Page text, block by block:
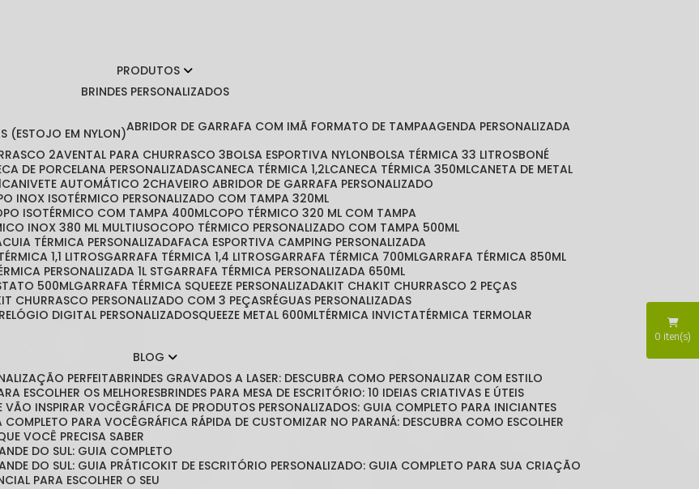
PRODUTOS
BRINDES PERSONALIZADOS
(ESTOJO EM NYLON) ABRIDOR DE GARRAFA COM IMÃ FORMATO DE TAMPA AGENDA PERSONALIZADA
2 AVENTAL PARA CHURRASCO 3 BOLSA ESPORTIVA NYLON BOLSA TÉRMICA 33 LITROS BONÉ
DE PORCELANA PERSONALIZADAS CANECA TÉRMICA 1,2L CANECA TÉRMICA 350ML CANETA DE METAL
CANIVETE AUTOMÁTICO 2
CHAVEIRO ABRIDOR DE GARRAFA PERSONALIZADO
INOX ISOTÉRMICO PERSONALIZADO COM TAMPA 320ML
ISOTÉRMICO COM TAMPA 400ML
COPO TÉRMICO 320 ML COM TAMPA
INOX 380 ML MULTIUSO
COPO TÉRMICO PERSONALIZADO COM TAMPA 500ML
CUIA TÉRMICA PERSONALIZADA FACA ESPORTIVA CAMPING PERSONALIZADA
1,1 LITROS GARRAFA TÉRMICA 1,4 LITROS GARRAFA TÉRMICA 700ML
GARRAFA TÉRMICA 850ML
PERSONALIZADA 1L ST
GARRAFA TÉRMICA PERSONALIZADA 650ML
500ML
GARRAFA TÉRMICA SQUEEZE PERSONALIZADA KIT CHA KIT CHURRASCO 2 PEÇAS
KIT CHURRASCO PERSONALIZADO COM 3 PEÇAS RÉGUAS PERSONALIZADAS
RELÓGIO DIGITAL PERSONALIZADO SQUEEZE METAL 600ML TÉRMICA INVICTA TÉRMICA TERMOLAR
BLOG
PERFEITA BRINDES GRAVADOS A LASER: DESCUBRA COMO PERSONALIZAR COM ESTILO
ESCOLHER OS MELHORES BRINDES PARA MESA DE ESCRITÓRIO: 10 IDEIAS CRIATIVAS E ÚTEIS
VÃO INSPIRAR VOCÊ
GRÁFICA DE PRODUTOS PERSONALIZADOS: GUIA COMPLETO PARA INICIANTES
COMPLETO PARA VOCÊ
GRÁFICA RÁPIDA DE CUSTOMIZAR NO PARANÁ: DESCUBRA COMO ESCOLHER
VOCÊ PRECISA SABER
DO SUL: GUIA COMPLETO
DO SUL: GUIA PRÁTICO KIT DE ESCRITÓRIO PERSONALIZADO: GUIA COMPLETO PARA SUA CRIAÇÃO
PARA ESCOLHER O SEU
0 iten(s)